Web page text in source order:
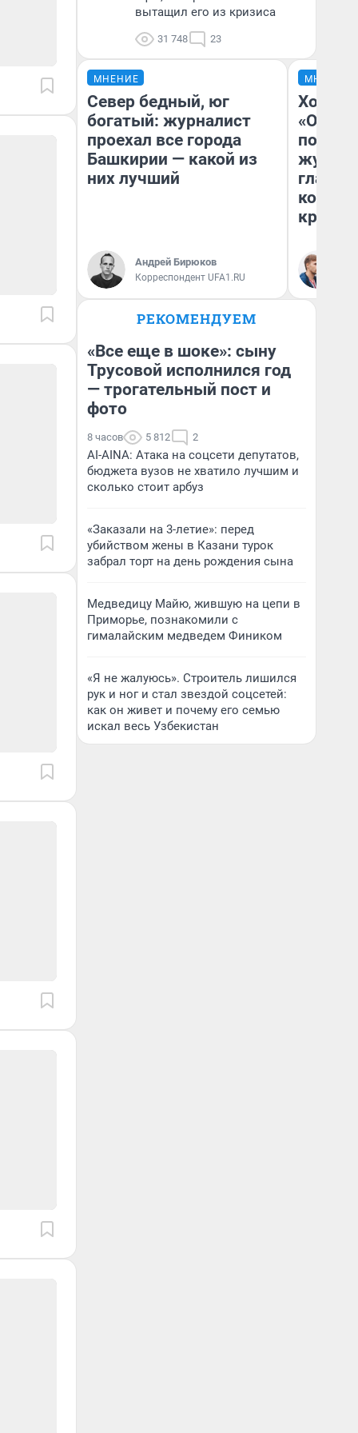
вытащил его из кризиса
31 748 23
МНЕНИЕ
Север бедный, юг
богатый: журналист
проехал все города
Башкирии — какой из
них лучший
Андрей Бирюков
Корреспондент UFA1.RU
МНЕНИЕ
Хоть
РЕКОМЕНДУЕМ
«Все еще в шоке»: сыну
Трусовой исполнился год
— трогательный пост и
фото
8 часов 5 812 2
AI-AINA: Атака на соцсети депутатов,
бюджета вузов не хватило лучшим и
сколько стоит арбуз
«Заказали на 3-летие»: перед
убийством жены в Казани турок
забрал торт на день рождения сына
Медведицу Майю, жившую на цепи в
Приморье, познакомили с
гималайским медведем Фиником
«Я не жалуюсь». Строитель лишился
рук и ног и стал звездой соцсетей:
как он живет и почему его семью
искал весь Узбекистан